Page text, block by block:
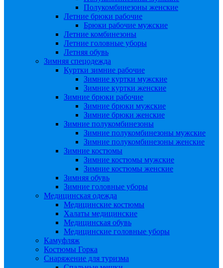
Полукомбинезоны женские
Летние брюки рабочие
Брюки рабочие мужские
Летние комбинезоны
Летние головные уборы
Летняя обувь
Зимняя спецодежда
Куртки зимние рабочие
Зимние куртки мужские
Зимние куртки женские
Зимние брюки рабочие
Зимние брюки мужские
Зимние брюки женские
Зимние полукомбинезоны
Зимние полукомбинезоны мужские
Зимние полукомбинезоны женские
Зимние костюмы
Зимние костюмы мужские
Зимние костюмы женские
Зимняя обувь
Зимние головные уборы
Медицинская одежда
Медицинские костюмы
Халаты медицинские
Медицинская обувь
Медицинские головные уборы
Камуфляж
Костюмы Горка
Снаряжение для туризма